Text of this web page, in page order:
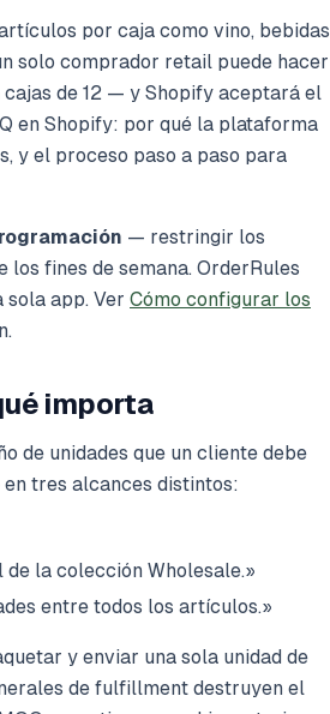
por caja como vino, bebidas
solo comprador retail puede hacer
cajas de 12 — y Shopify aceptará el
en Shopify: por qué la plataforma
y el proceso paso a paso para
— restringir los
fines de semana. OrderRules
app. Ver Cómo configurar los
importa
de unidades que un cliente debe
tres alcances distintos:
la colección Wholesale.»
entre todos los artículos.»
y enviar una sola unidad de
de fulfillment destruyen el